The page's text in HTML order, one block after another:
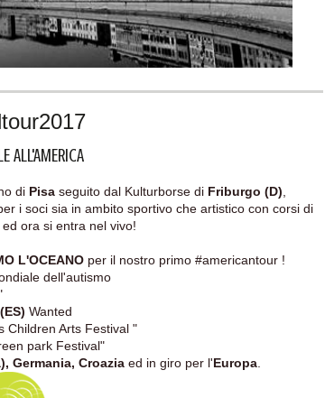
ALL'AMERICA
di Pisa seguito dal Kulturborse di Friburgo (D)
i soci sia in ambito sportivo che artistico con corsi di
ed ora si entra nel vivo!
L'OCEANO per il nostro primo #americantour !
dell'autismo
Wanted
Children Arts Festival "
park Festival"
Germania, Croazia ed in giro per l'Europa